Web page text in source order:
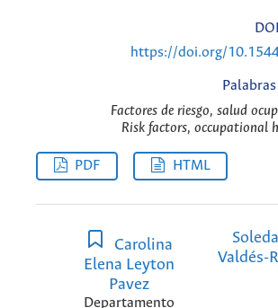
https://doi.org/
Factores de riesgo, salud
Risk factors, occupational
PDF HTML
Carolina
Elena Leyton
Pavez
Departamento
Valdés-